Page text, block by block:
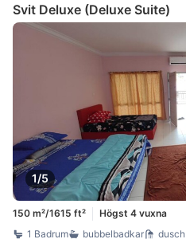
Svit Deluxe (Deluxe Suite)
1/5
150 m²/1615 ft²
Högst 4 vuxna
1 Badrum
bubbelbadkar dusch